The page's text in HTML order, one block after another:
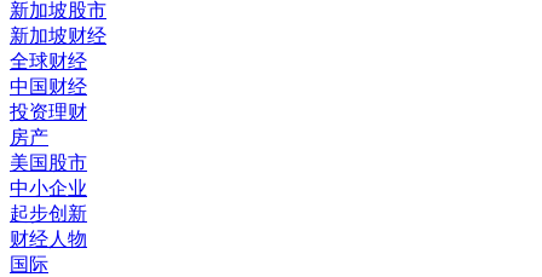
新加坡股市
新加坡财经
全球财经
中国财经
投资理财
房产
美国股市
中小企业
起步创新
财经人物
国际